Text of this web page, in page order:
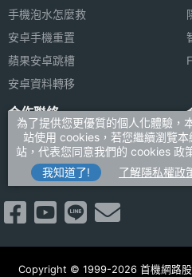
手機泡水怎麼救
安卓手機重置
蘋果安卓跳槽
安卓資料轉移
合作聯絡
廣告刊登
加入商店報價
新聞聯絡
Copyright © 1999-2026 首機網路
為了提供您更優質的個人化體驗，
站使用 cookies，若您繼續瀏覽本
站，代表您同意我們的 cookies 政
我知道了!
了解隱私權政